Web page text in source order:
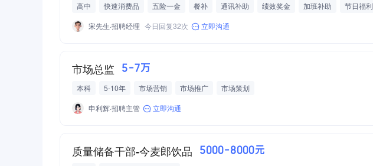
高中 快速消费品 五险一金 餐补 通讯补助 绩效奖金 加班补助
节日福利
宋先生·招聘经理 今日回复32次 立即沟通
市场总监 5-7万
本科 5-10年 市场营销 市场推广
市场策划
申利辉·招聘主管
立即沟通
质量储备干部-今麦郎饮品 5000-8000元